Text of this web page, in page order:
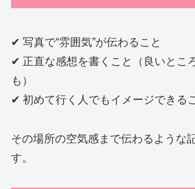
✔ 写真で“雰囲気”が伝わること
✔ 正直な感想を書くこと（良いとこ
も）
✔ 初めて行く人でもイメージできる
その場所の空気感まで伝わるような
す。